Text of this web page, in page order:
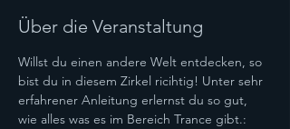
Über die Veranstaltung
Willst du einen andere Welt entdecken, so
bist du in diesem Zirkel ricihtig! Unter sehr
erfahrener Anleitung erlernst du so gut,
wie alles was es im Bereich Trance gibt.: